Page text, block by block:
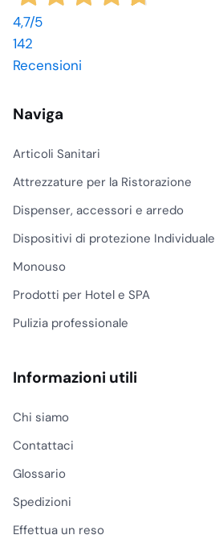
4,7/5
142
Recensioni
Naviga
Articoli Sanitari
Attrezzature per la Ristorazione
Dispenser, accessori e arredo
Dispositivi di protezione Individuale
Monouso
Prodotti per Hotel e SPA
Pulizia professionale
Informazioni utili
Chi siamo
Contattaci
Glossario
Spedizioni
Effettua un reso